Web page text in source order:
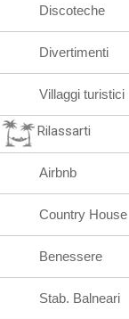
Discoteche
Divertimenti
Villaggi turistici
Rilassarti
Airbnb
Country House
Benessere
Stab. Balneari